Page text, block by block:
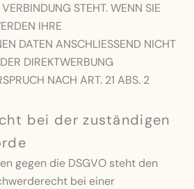
STEHT. WENN SIE
IHRE
DATEN ANSCHLIESSEND NICHT
DIREKTWERBUNG
NACH ART. 21 ABS. 2
bei der zuständigen
gegen die DSGVO steht den
bei einer